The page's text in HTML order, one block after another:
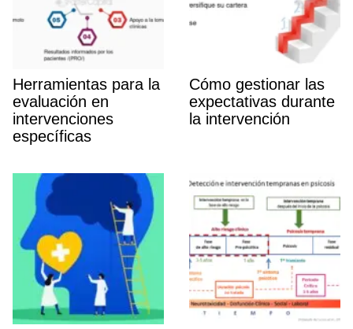
Herramientas para la
evaluación en
intervenciones
especí­ficas
Cómo gestionar las
expectativas durante
la intervención